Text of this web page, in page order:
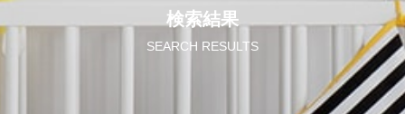
検索結果
SEARCH RESULTS